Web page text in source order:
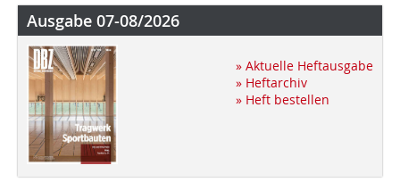
Ausgabe 07-08/2026
» Aktuelle Heftausgabe
» Heftarchiv
» Heft bestellen